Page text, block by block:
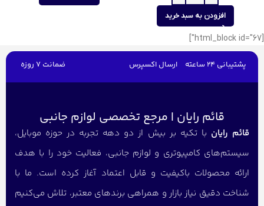
افزودن به سبد خرید
[html_block id="67"]
پشتیبانی 24 ساعته ارسال اکسپرس ضمانت 7 روزه
قائم رایان | مرجع تخصصی لوازم جانبی
قائم رایان با تکیه بر بیش از دو دهه تجربه در حوزه موبایل،
سیستم‌های کامپیوتری و لوازم جانبی، فعالیت خود را با هدف
ارائه محصولات باکیفیت و قابل اعتماد آغاز کرده است. ما با
شناخت دقیق نیاز بازار و همراهی برندهای معتبر، تلاش می‌کنیم